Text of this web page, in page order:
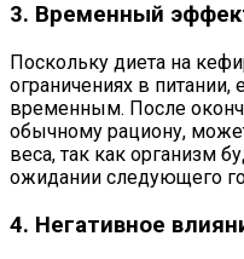
3. Временный
Поскольку диета на
ограничениях в
временным. После
обычному рациону,
веса, так как организм
ожидании следующего
4. Негативное